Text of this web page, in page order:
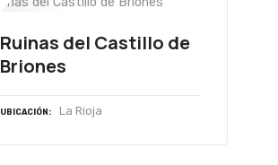
Ruinas del Castillo de
Briones
UBICACIÓN La Rioja